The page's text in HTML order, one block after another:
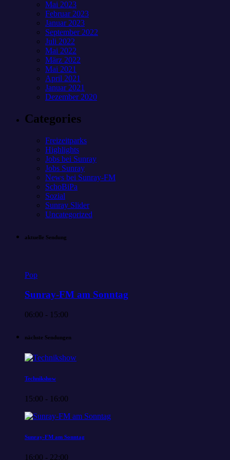
Mai 2023
Februar 2023
Januar 2023
September 2022
Juli 2022
Mai 2022
März 2022
Mai 2021
April 2021
Januar 2021
Dezember 2020
Categories
Freizeitparks
Highlights
Jobs bei Sunray
Jobs Sunray
News bei Sunray-FM
SchoBiPa
Sozial
Sunray Slider
Uncategorized
aktuelle Sendung
Pop
Sunray-FM am Sonntag
06:00 - 15:00
nächste Sendungen
Technikshow
15:00 - 16:00
Sunray-FM am Sonntag
16:00 - 22:00